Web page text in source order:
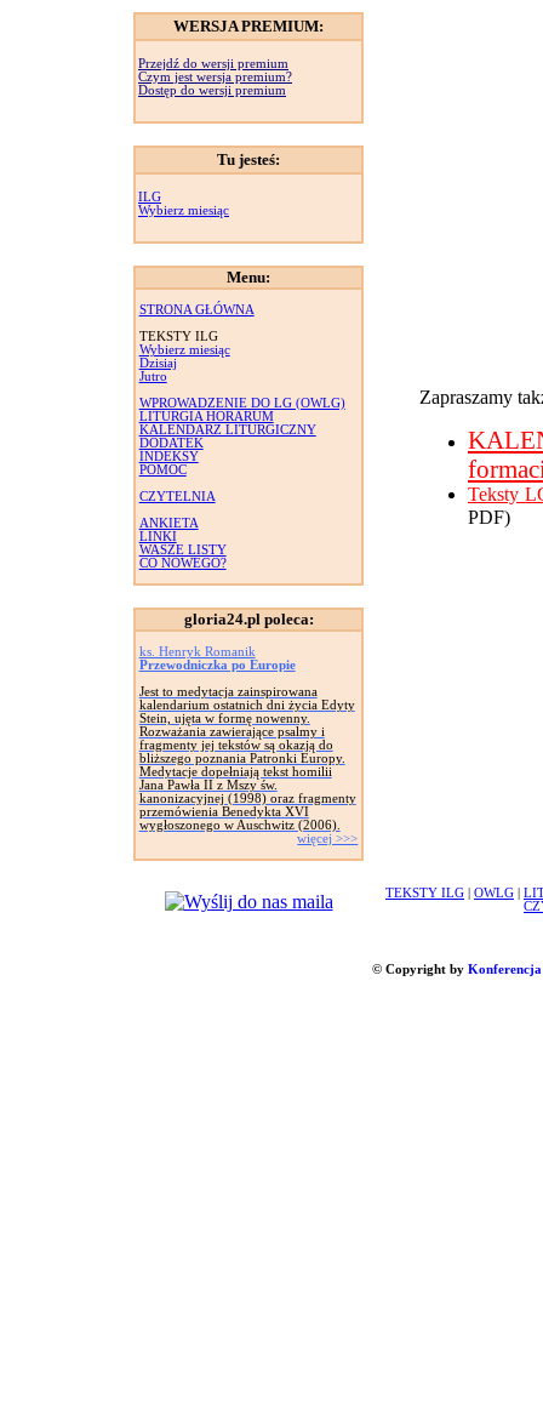
WERSJA PREMIUM:
Przejdź do wersji premium
Czym jest wersja premium?
Dostęp do wersji premium
Tu jesteś:
ILG
Wybierz miesiąc
Menu:
STRONA GŁÓWNA
TEKSTY ILG
Wybierz miesiąc
Dzisiaj
Jutro
WPROWADZENIE DO LG (OWLG)
LITURGIA HORARUM
KALENDARZ LITURGICZNY
DODATEK
INDEKSY
POMOC
CZYTELNIA
ANKIETA
LINKI
WASZE LISTY
CO NOWEGO?
gloria24.pl poleca:
ks. Henryk Romanik
Przewodniczka po Europie
Jest to medytacja zainspirowana
kalendarium ostatnich dni życia Edyty
Stein, ujęta w formę nowenny.
Rozważania zawierające psalmy i
fragmenty jej tekstów są okazją do
bliższego poznania Patronki Europy.
Medytacje dopełniają tekst homilii
Jana Pawła II z Mszy św.
kanonizacyjnej (1998) oraz fragmenty
przemówienia Benedykta XVI
wygłoszonego w Auschwitz (2006).
więcej >>>
Zapraszamy
Teksty
PDF)
TEKSTY ILG OWLG
© Copyright by Konferencja